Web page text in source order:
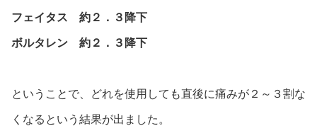
フェイタス 約２．３降下
ボルタレン 約２．３降下
ということで、どれを使用しても直後に痛みが２～３割な
くなるという結果が出ました。